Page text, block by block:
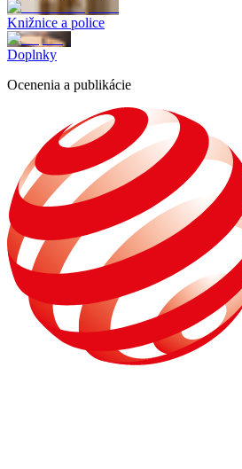
Knižnice a police
Doplnky
Ocenenia a publikácie